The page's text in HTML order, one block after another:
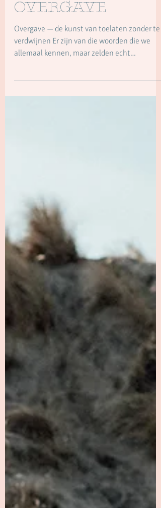
10 nov 2025 4 minuten om te lezen
Overgave
Overgave — de kunst van toelaten zonder te
allemaal kennen, maar zelden echt
doorvoelen. Overgave is er zo één. In veel